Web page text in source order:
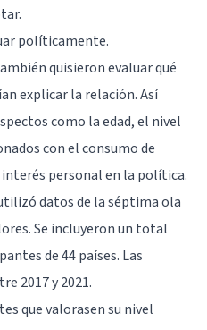
políticamente.
quisieron evaluar qué
explicar la relación. Así
como la edad, el nivel
con el consumo de
personal en la política.
datos de la séptima ola
Se incluyeron un total
de 44 países. Las
2017 y 2021.
que valorasen su nivel